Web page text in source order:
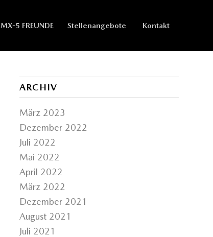
MX-5 FREUNDE Stellenangebote Kontakt
ARCHIV
März 2023
Dezember 2022
Juli 2022
Mai 2022
April 2022
März 2022
Dezember 2021
August 2021
Juli 2021